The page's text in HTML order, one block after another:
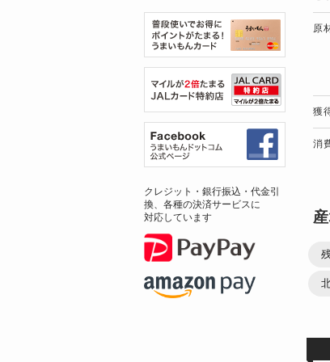
原
獲
消
クレジット・銀行振込・代金引
換、各種の決済サービスに
対応しています